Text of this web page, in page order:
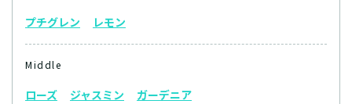
プチグレン レモン
Middle
ローズ ジャスミン ガーデニア